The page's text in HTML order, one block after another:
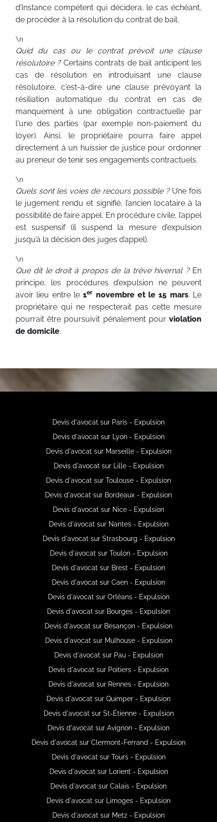
d’Instance compétent qui décidera, le cas échéant,
de procéder à la résolution du contrat de bail.
\n
Quid du cas ou le contrat prévoit une clause
résolutoire ?Certains contrats de bail anticipent les
cas de résolution en introduisant une clause
résolutoire, c'est-à-dire une clause prévoyant la
résiliation automatique du contrat en cas de
manquement à une obligation contractuelle par
l'une des parties (par exemple non-paiement du
loyer). Ainsi, le propriétaire pourra faire appel
directement à un huissier de justice pour ordonner
au preneur de tenir ses engagements contractuels.
\n
Quels sont les voies de recours possible ?Une fois
le jugement rendu et signifié, l’ancien locataire à la
possibilité de faire appel. En procédure civile, l’appel
est suspensif (il suspend la mesure d’expulsion
jusqu’à la décision des juges d’appel).
\n
Que dit le droit à propos de la trêve hivernal ?En
principe, les procédures d’expulsion ne peuvent
avoir lieu entre le1er novembre et le 15 mars. Le
propriétaire qui ne respecterait pas cette mesure
pourrait être poursuivit pénalement pour violation
de domicile.
Devis d'avocat sur Paris - Expulsion
Devis d'avocat sur Lyon - Expulsion
Devis d'avocat sur Marseille - Expulsion
Devis d'avocat sur Lille - Expulsion
Devis d'avocat sur Toulouse - Expulsion
Devis d'avocat sur Bordeaux - Expulsion
Devis d'avocat sur Nice - Expulsion
Devis d'avocat sur Nantes - Expulsion
Devis d'avocat sur Strasbourg - Expulsion
Devis d'avocat sur Toulon - Expulsion
Devis d'avocat sur Brest - Expulsion
Devis d'avocat sur Caen - Expulsion
Devis d'avocat sur Orléans - Expulsion
Devis d'avocat sur Bourges - Expulsion
Devis d'avocat sur Besançon - Expulsion
Devis d'avocat sur Mulhouse - Expulsion
Devis d'avocat sur Pau - Expulsion
Devis d'avocat sur Poitiers - Expulsion
Devis d'avocat sur Rennes - Expulsion
Devis d'avocat sur Quimper - Expulsion
Devis d'avocat sur St-Étienne - Expulsion
Devis d'avocat sur Avignon - Expulsion
Devis d'avocat sur Clermont-Ferrand - Expulsion
Devis d'avocat sur Tours - Expulsion
Devis d'avocat sur Lorient - Expulsion
Devis d'avocat sur Calais - Expulsion
Devis d'avocat sur Limoges - Expulsion
Devis d'avocat sur Metz - Expulsion